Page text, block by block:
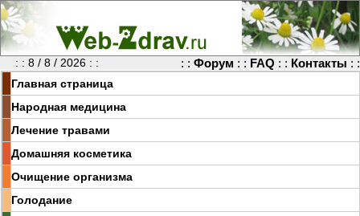
: : 8 / 8 / 2026 : : : : Форум : : FAQ : : Контакты : :
Главная страница
Народная медицина
Лечение травами
Домашняя косметика
Очищение организма
Голодание